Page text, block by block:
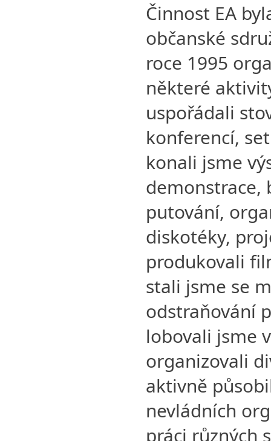
Činnost EA
občanské
roce 1995
některé
uspořádali
konferencí,
konali jsme
demonstrace,
putování,
diskotéky,
produkovali
stali jsme se
odstraňování
lobovali jsme
organizovali
aktivně
nevládních
práci různých